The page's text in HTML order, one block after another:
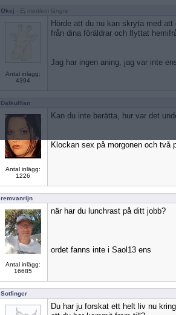
Okej - Ej medlem längre
Antal inlägg:
4394
Hörde att du nu kan skryta med
från dina föräldrar och flyttat
Jag har ingen aning, jag var inte
Dalkulllan
Antal inlägg:
1226
Kan du inte berätta, hur var det
Klockan sex på morgonen och två
remvanrijn
Antal inlägg:
16685
när har du lunchrast på ditt jobb?
ordet fanns inte i Saol13 ens
Sotfinger
Du har ju forskat ett helt liv nu